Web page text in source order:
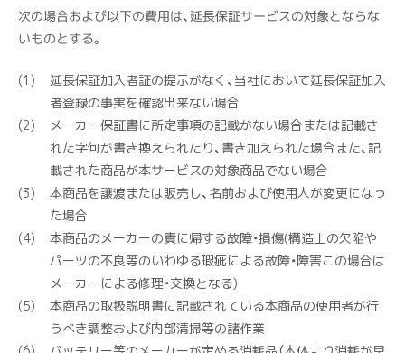
次の場合および以下の費用は、延長保証サービスの対象とならな
いものとする。
延長保証加入者証の提示がなく、当社において延長保証加入
者登録の事実を確認出来ない場合
メーカー保証書に所定事項の記載がない場合または記載さ
れた字句が書き換えられたり、書き加えられた場合また、記
載された商品が本サービスの対象商品でない場合
本商品を譲渡または販売し、名前および使用人が変更になっ
た場合
本商品のメーカーの責に帰する故障・損傷(構造上の欠陥や
パーツの不良等のいわゆる瑕疵による故障・障害この場合は
メーカーによる修理・交換となる)
本商品の取扱説明書に記載されている本商品の使用者が行
うべき調整および内部清掃等の諸作業